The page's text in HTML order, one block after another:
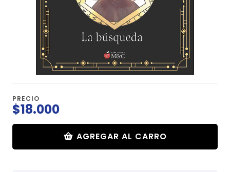
PRECIO
$18.000
AGREGAR AL CARRO